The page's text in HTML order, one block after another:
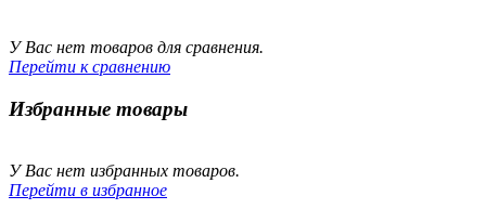
У Вас нет товаров для сравнения.
Перейти к сравнению
Избранные товары
У Вас нет избранных товаров.
Перейти в избранное